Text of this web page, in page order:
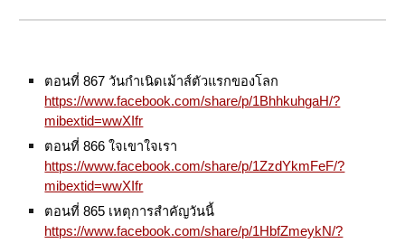
ตอนที่ 867 วันกำเนิดเม้าส์ตัวแรกของโลก
https://www.facebook.com/share/p/1BhhkuhgaH/?
mibextid=wwXIfr
ตอนที่ 866 ใจเขาใจเรา
https://www.facebook.com/share/p/1ZzdYkmFeF/?
mibextid=wwXIfr
ตอนที่ 865 เหตุการสำคัญวันนี้
https://www.facebook.com/share/p/1HbfZmeykN/?